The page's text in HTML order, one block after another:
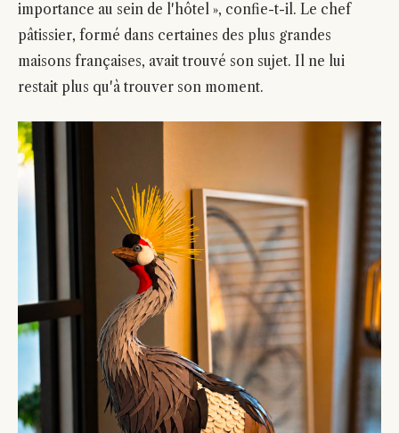
importance au sein de l'hôtel », confie-t-il. Le chef
pâtissier, formé dans certaines des plus grandes
maisons françaises, avait trouvé son sujet. Il ne lui
restait plus qu'à trouver son moment.